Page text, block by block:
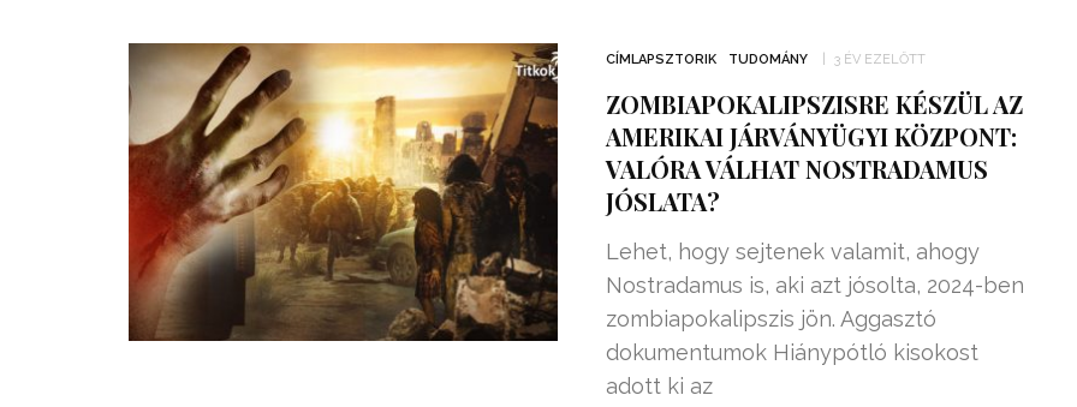
CÍMLAPSZTORIK TUDOMÁNY 3 ÉV EZELŐTT
ZOMBIAPOKALIPSZISRE KÉSZÜL AZ
AMERIKAI JÁRVÁNYÜGYI KÖZPONT:
VALÓRA VÁLHAT NOSTRADAMUS
JÓSLATA?
Lehet, hogy sejtenek valamit, ahogy
Nostradamus is, aki azt jósolta, 2024-ben
zombiapokalipszis jön. Aggasztó
dokumentumok Hiánypótló kisokost
adott ki az